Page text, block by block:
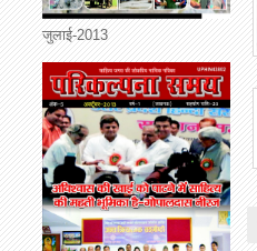
जुलाई-2013